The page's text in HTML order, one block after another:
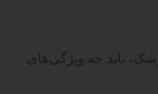
باید چه ویژگی‌های